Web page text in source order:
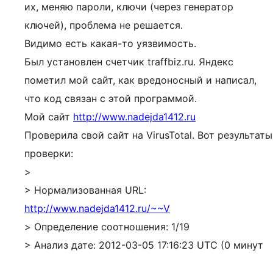
их, меняю пароли, ключи (через генератор
ключей), проблема не решается.
Видимо есть какая-то уязвимость.
Был установлен счетчик traffbiz.ru. Яндекс
пометил мой сайт, как вредоносный и написал,
что код связан с этой программой.
Мой сайт http://www.nadejda1412.ru
Проверила свой сайт на VirusTotal. Вот результаты
проверки:
>
> Нормализованная URL:
http://www.nadejda1412.ru/~~V
> Определение соотношения: 1/19
> Анализ дате: 2012-03-05 17:16:23 UTC (0 минут